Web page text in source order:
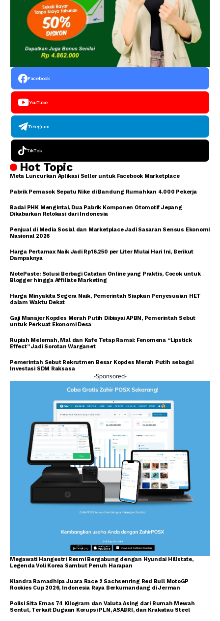
Facebook
YouTube
Telegram
TikTok
Hot Topic
Meta Luncurkan Aplikasi Seller untuk Facebook Marketplace
Pabrik Pemasok Sepatu Nike di Bandung Rumahkan 4.000 Pekerja
Badai PHK Mengintai, Dua Pabrik Komponen Otomotif Jepang
Dikabarkan Relokasi dari Indonesia
Penjual di Media Sosial dan Marketplace Jadi Sasaran Sensus Ekonomi
Nasional 2026
Harga Pertamax Naik Jadi Rp16.250 per Liter Mulai Hari Ini, Berikut
Dampaknya
NotePaste: Solusi Berbagi Catatan Online yang Praktis, Cocok untuk
Blogger hingga Affiliate Marketing
Harga Minyakita Segera Naik, Pemerintah Siapkan Penyesuaian HET
dalam Waktu Dekat
Gaji Manajer Kopdes Merah Putih Dibiayai APBN, Pemerintah Sebut
untuk Perkuat Ekonomi Desa
Rupiah Melemah, Mal dan Kafe Tetap Ramai: Fenomena “Lipstick
Effect” Jadi Sorotan Warganet
Pemerintah Sebut Rekrutmen Besar Kopdes Merah Putih sebagai
Investasi SDM Raksasa
-Sponsored-
Megawati Hangestri Resmi Bergabung dengan Hyundai Hillstate,
Legenda Voli Korea Sambut Penuh Harapan
Kiandra Ramadhipa Juara Race 2 Sachsenring Red Bull MotoGP
Rookies Cup 2026, Indonesia Raya Berkumandang di Jerman
Polisi Sita Emas 74 Kilogram dan Valuta Asing dari Rumah Mewah
Sentul, Terkait Dugaan Korupsi PLN, ASABRI, dan Krakatau Steel